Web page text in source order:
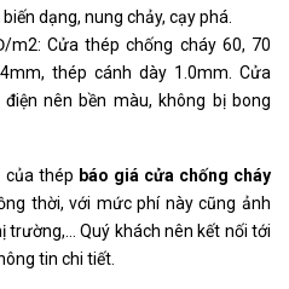
dạng, nung chảy, cạy phá.
m2: Cửa thép chống cháy 60, 70
thép cánh dày 1.0mm. Cửa
nên bền màu, không bị bong
của thép báo giá cửa chống cháy
thời, với mức phí này cũng ảnh
trường,… Quý khách nên kết nối tới
tin chi tiết.